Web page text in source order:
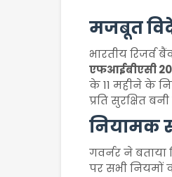
मजबूत
भारतीय रिजर्व
एफआईबीएसी
के 11 महीने के
प्रति सुरक्षित बनी
नियामक
गवर्नर ने बताया
पर सभी नियमों